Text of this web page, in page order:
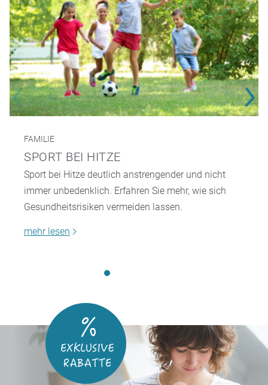
FAMILIE
SPORT BEI HITZE
Sport bei Hitze deutlich anstrengender und nicht
immer unbedenklich. Erfahren Sie mehr, wie sich
Gesundheitsrisiken vermeiden lassen.
mehr lesen